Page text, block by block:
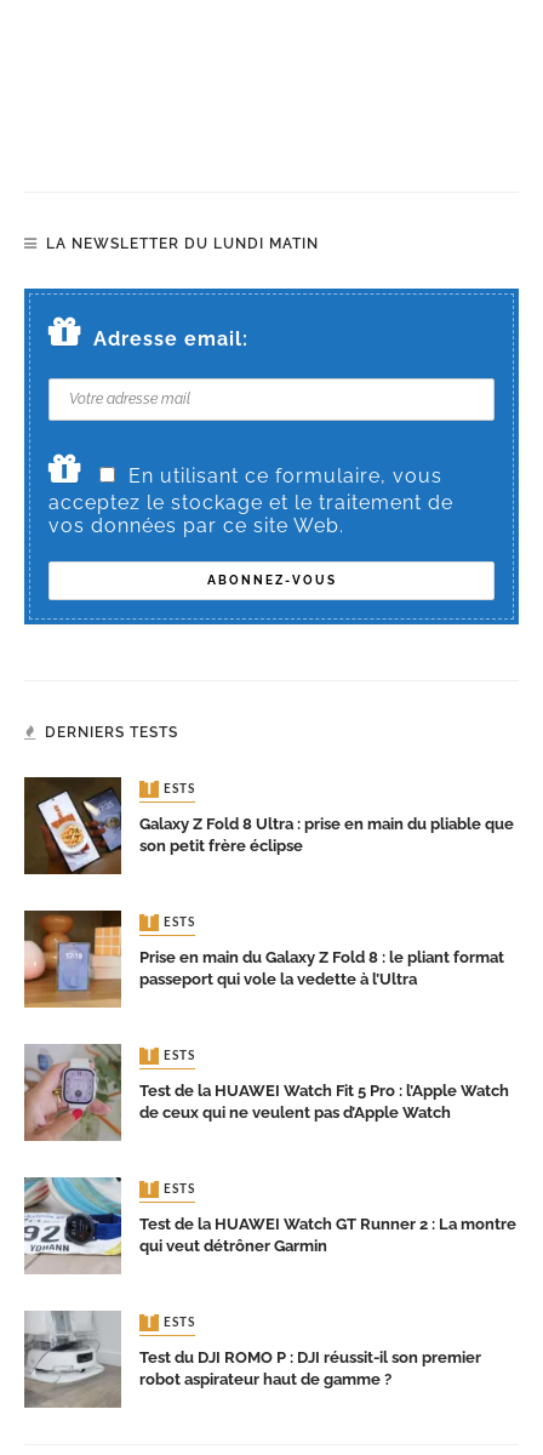
LA NEWSLETTER DU LUNDI MATIN
Adresse email:
En utilisant ce formulaire, vous
acceptez le stockage et le traitement de
vos données par ce site Web.
DERNIERS TESTS
TESTS
Galaxy Z Fold 8 Ultra : prise en main du pliable que
son petit frère éclipse
TESTS
Prise en main du Galaxy Z Fold 8 : le pliant format
passeport qui vole la vedette à l’Ultra
TESTS
Test de la HUAWEI Watch Fit 5 Pro : l’Apple Watch
de ceux qui ne veulent pas d’Apple Watch
TESTS
Test de la HUAWEI Watch GT Runner 2 : La montre
qui veut détrôner Garmin
TESTS
Test du DJI ROMO P : DJI réussit-il son premier
robot aspirateur haut de gamme ?